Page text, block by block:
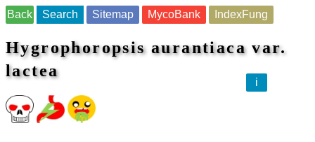
Back Search Sitemap MycoBank IndexFung
Hygrophoropsis aurantiaca var.
lactea
i